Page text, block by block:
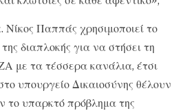
Παππάς χρησιμοποιεί το
διαπλοκής για να στήσει τη
με τα τέσσερα κανάλια, έτσι
υπουργείο Δικαιοσύνης θέλουν
το υπαρκτό πρόβλημα της